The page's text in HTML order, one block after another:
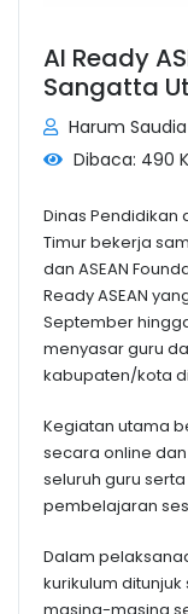
AI Ready
Sangatta
Harum Saudia
Dibaca: 490
Dinas Pendidikan
Timur bekerja
dan ASEAN
Ready ASEAN
September
menyasar guru
kabupaten/kota
Kegiatan utama
secara online
seluruh guru
pembelajaran
Dalam
kurikulum